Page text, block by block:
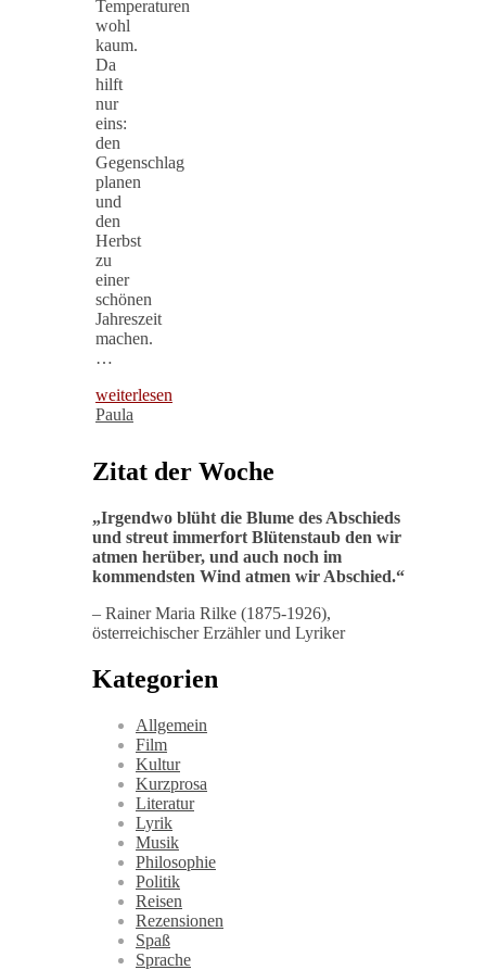
Temperaturen
wohl
kaum.
Da
hilft
nur
eins:
den
Gegenschlag
planen
und
den
Herbst
zu
einer
schönen
Jahreszeit
machen.
…
weiterlesen
Paula
Zitat der Woche
„Irgendwo blüht die Blume des Abschieds
und streut immerfort Blütenstaub den wir
atmen herüber, und auch noch im
kommendsten Wind atmen wir Abschied.“
– Rainer Maria Rilke (1875-1926),
österreichischer Erzähler und Lyriker
Kategorien
Allgemein
Film
Kultur
Kurzprosa
Literatur
Lyrik
Musik
Philosophie
Politik
Reisen
Rezensionen
Spaß
Sprache